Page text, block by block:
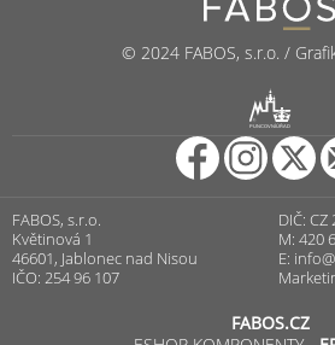
© 2024 FABOS, s.r.o. /
PUNCOVNÍ ÚŘAD
FABOS, s.r.o.
Květinová 1
46601, Jablonec nad Nisou
IČO: 254 96 107
DIČ:
M: 420
E:
FABOS.CZ